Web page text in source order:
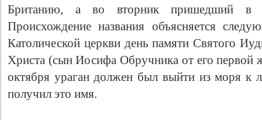
Британию, а во вторник пришедший в
Происхождение названия объясняется
Католической церкви день памяти Святого
Христа (сын Иосифа Обручника от его
октября ураган должен был выйти из моря к
получил это имя.